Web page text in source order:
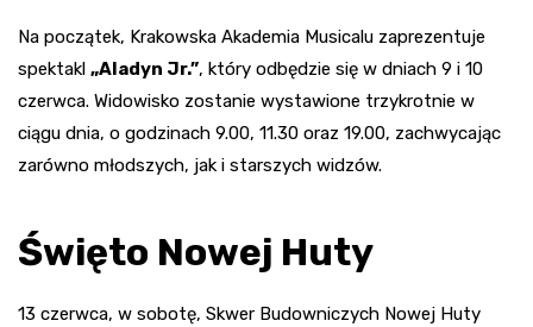
Na początek, Krakowska Akademia Musicalu zaprezentuje
spektakl „Aladyn Jr.”, który odbędzie się w dniach 9 i 10
czerwca. Widowisko zostanie wystawione trzykrotnie w
ciągu dnia, o godzinach 9.00, 11.30 oraz 19.00, zachwycając
zarówno młodszych, jak i starszych widzów.
Święto Nowej Huty
13 czerwca, w sobotę, Skwer Budowniczych Nowej Huty